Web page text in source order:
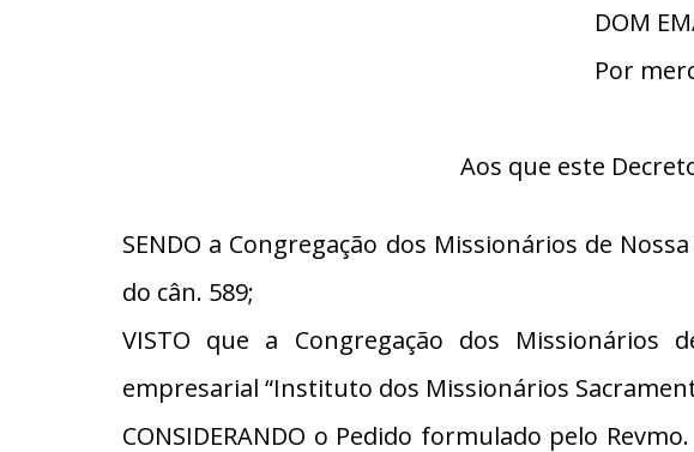
DOM
Por
Aos que este
SENDO a Congregação dos Missionários de
do cân. 589;
VISTO que a Congregação dos Missionários
empresarial “Instituto dos Missionários
CONSIDERANDO o Pedido formulado pelo